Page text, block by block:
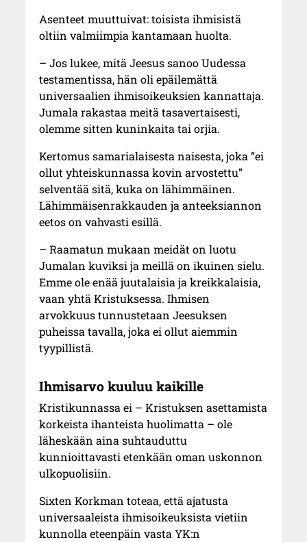
Asenteet muuttuivat: toisista ihmisistä
oltiin valmiimpia kantamaan huolta.
– Jos lukee, mitä Jeesus sanoo Uudessa
testamentissa, hän oli epäilemättä
universaalien ihmisoikeuksien kannattaja.
Jumala rakastaa meitä tasavertaisesti,
olemme sitten kuninkaita tai orjia.
Kertomus samarialaisesta naisesta, joka ”ei
ollut yhteiskunnassa kovin arvostettu”
selventää sitä, kuka on lähimmäinen.
Lähimmäisenrakkauden ja anteeksiannon
eetos on vahvasti esillä.
– Raamatun mukaan meidät on luotu
Jumalan kuviksi ja meillä on ikuinen sielu.
Emme ole enää juutalaisia ja kreikkalaisia,
vaan yhtä Kristuksessa. Ihmisen
arvokkuus tunnustetaan Jeesuksen
puheissa tavalla, joka ei ollut aiemmin
tyypillistä.
Ihmisarvo kuuluu kaikille
Kristikunnassa ei – Kristuksen asettamista
korkeista ihanteista huolimatta – ole
läheskään aina suhtauduttu
kunnioittavasti etenkään oman uskonnon
ulkopuolisiin.
Sixten Korkman toteaa, että ajatusta
universaaleista ihmisoikeuksista vietiin
kunnolla eteenpäin vasta YK:n